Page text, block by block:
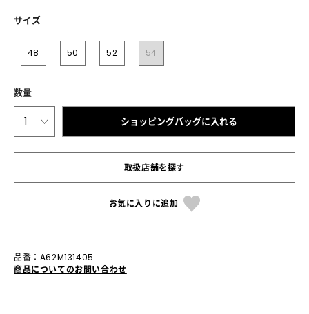
サイズ
48 50 52 54
数量
1 ショッピングバッグに入れる
取扱店舗を探す
お気に入りに追加
品番：A62M131405
商品についてのお問い合わせ